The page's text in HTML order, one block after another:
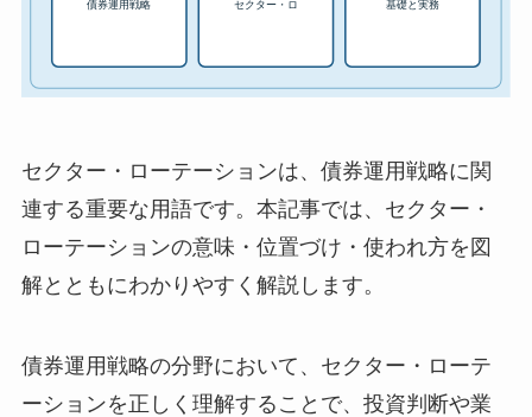
セクター・ローテーションは、債券運用戦略に関
連する重要な用語です。本記事では、セクター・
ローテーションの意味・位置づけ・使われ方を図
解とともにわかりやすく解説します。
債券運用戦略の分野において、セクター・ローテ
ーションを正しく理解することで、投資判断や業